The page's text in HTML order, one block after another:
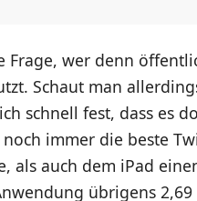
Frage, wer denn
Schaut man
schnell fest, dass es
immer die beste
als auch dem iPad
übrigens